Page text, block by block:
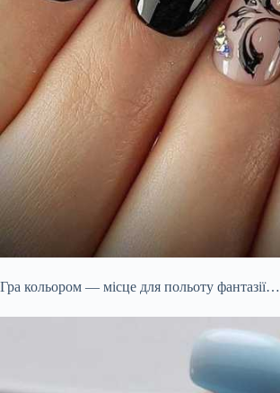
Гра кольором — місце для польоту фантазії…